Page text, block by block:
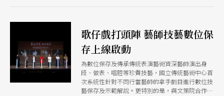
歌仔戲打頭陣 藝師技藝數位保
存上線啟動
為數位保存及傳承傳統表演藝術資深藝師演出身
段、做表、唱腔等珍貴技藝，國立傳統藝術中心首
次系統性針對不同行當藝師的拿手劇目進行數位技
藝保存及示範解說。更特別的是，與文策院合作，